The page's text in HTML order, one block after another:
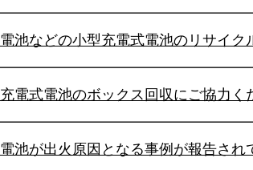
池などの小型充電式電池のリサイ
電式電池のボックス回収にご協力く
池が出火原因となる事例が報告さ